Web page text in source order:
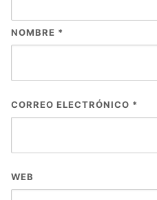
NOMBRE *
CORREO ELECTRÓNICO *
WEB